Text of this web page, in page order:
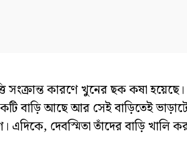
সংক্রান্ত কারণে খুনের ছক কষা
বাড়ি আছে আর সেই বাড়িতেই
দেবস্মিতা তাঁদের বাড়ি খালি